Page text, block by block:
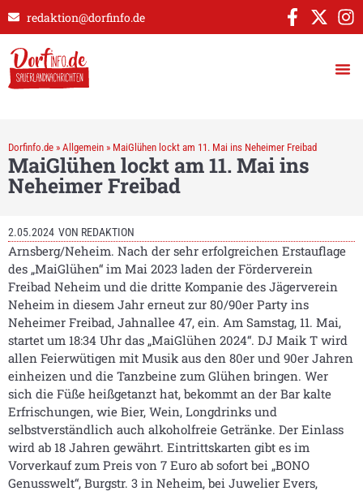
redaktion@dorfinfo.de
Dorfinfo.de » Allgemein » MaiGlühen lockt am 11. Mai ins Neheimer Freibad
MaiGlühen lockt am 11. Mai ins
Neheimer Freibad
2.05.2024 VON REDAKTION
Arnsberg/Neheim. Nach der sehr erfolgreichen Erstauflage
des „MaiGlühen“ im Mai 2023 laden der Förderverein
Freibad Neheim und die dritte Kompanie des Jägerverein
Neheim in diesem Jahr erneut zur 80/90er Party ins
Neheimer Freibad, Jahnallee 47, ein. Am Samstag, 11. Mai,
startet um 18:34 Uhr das „MaiGlühen 2024“. DJ Maik T wird
allen Feierwütigen mit Musik aus den 80er und 90er Jahren
einheizen und die Tanzbeine zum Glühen bringen. Wer
sich die Füße heißgetanzt hat, bekommt an der Bar kalte
Erfrischungen, wie Bier, Wein, Longdrinks und
selbstverständlich auch alkoholfreie Getränke. Der Einlass
wird ab 18 Jahren gewährt. Eintrittskarten gibt es im
Vorverkauf zum Preis von 7 Euro ab sofort bei „BONO
Genusswelt“, Burgstr. 3 in Neheim, bei Juwelier Evers,